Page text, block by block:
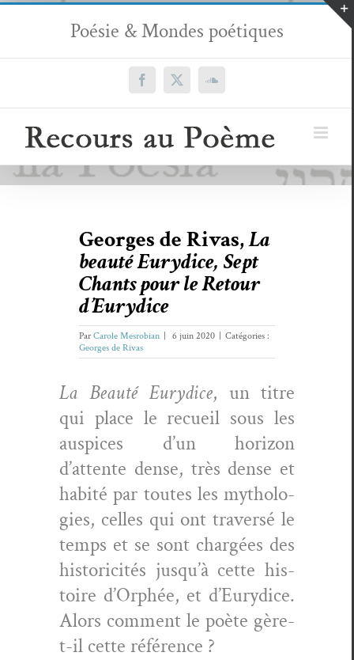
Passer
contenu
Poésie & Mondes poétiques
Facebook
X SoundCloud
Georges de Rivas,La
beauté Eurydice, Sept
Chants pour le Retour
d’Eurydice
ParCarole Mesrobian 6 juin 2020
Catégories :
Georges de Rivas
La Beauté Eury­dice, un titre
qui place le recueil sous les
aus­pices d’un hori­zon
d’attente dense, très dense et
habité par toutes les mytholo­
gies, celles qui ont tra­ver­sé le
temps et se sont chargées des
his­toric­ités jusqu’à cette his­
toire d’Orphée, et d’Eurydice.
Alors com­ment le poète gère-
t-il cette référence ?